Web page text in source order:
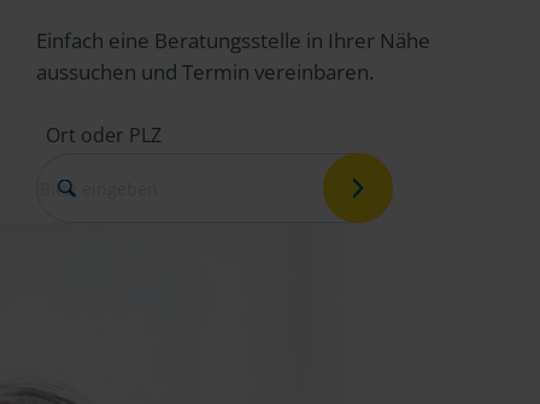
Einfach eine Beratungsstelle in Ihrer Nähe
aussuchen und Termin vereinbaren.
Ort oder PLZ